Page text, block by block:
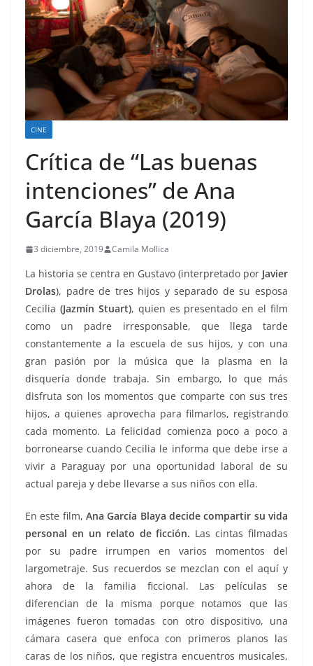
CINE
Crítica de “Las buenas
intenciones” de Ana
García Blaya (2019)
3 diciembre, 2019 Camila Mollica
La historia se centra en Gustavo (interpretado por Javier
Drolas), padre de tres hijos y separado de su esposa
Cecilia (Jazmín Stuart), quien es presentado en el film
como un padre irresponsable, que llega tarde
constantemente a la escuela de sus hijos, y con una
gran pasión por la música que la plasma en la
disquería donde trabaja. Sin embargo, lo que más
disfruta son los momentos que comparte con sus tres
hijos, a quienes aprovecha para filmarlos, registrando
cada momento. La felicidad comienza poco a poco a
borronearse cuando Cecilia le informa que debe irse a
vivir a Paraguay por una oportunidad laboral de su
actual pareja y debe llevarse a sus niños con ella.
En este film, Ana García Blaya decide compartir su vida
personal en un relato de ficción. Las cintas filmadas
por su padre irrumpen en varios momentos del
largometraje. Sus recuerdos se mezclan con el aquí y
ahora de la familia ficcional. Las películas se
diferencian de la misma porque notamos que las
imágenes fueron tomadas con otro dispositivo, una
cámara casera que enfoca con primeros planos las
caras de los niños, que registra encuentros musicales,